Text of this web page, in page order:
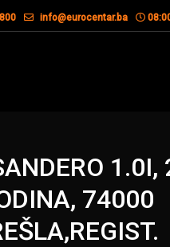
info@eurocentar.ba
1.0I,
74000